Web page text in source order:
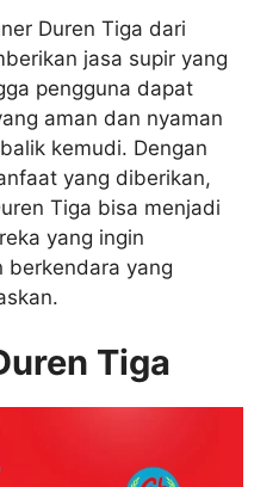
Duren Tiga dari
jasa supir yang
pengguna dapat
aman dan nyaman
kemudi. Dengan
yang diberikan,
Tiga bisa menjadi
yang ingin
berkendara yang
Tiga